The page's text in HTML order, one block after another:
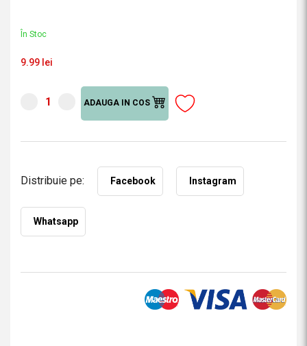
În Stoc
9.99 lei
ADAUGA IN COS
Distribuie pe: Facebook Instagram
Whatsapp